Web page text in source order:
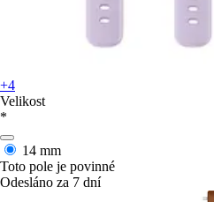
+4
Velikost
*
14 mm
Toto pole je povinné
Odesláno za 7 dní